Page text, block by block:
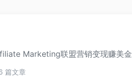
Marketing联盟营销变现赚美金
篇文章